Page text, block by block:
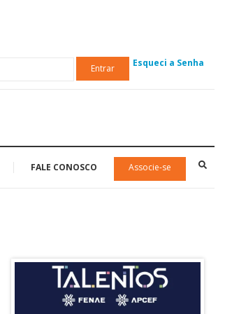
Entrar Esqueci a Senha
FALE CONOSCO Associe-se